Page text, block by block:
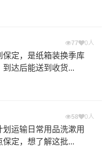
77 0人
定，是纸箱装换季库
达后能送到收货...
58 0人
运输日常用品洗漱用
定，想了解这批...